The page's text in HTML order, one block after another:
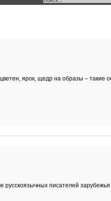
Народы
В День
День
ярок, щедр на образы – такие
писателей